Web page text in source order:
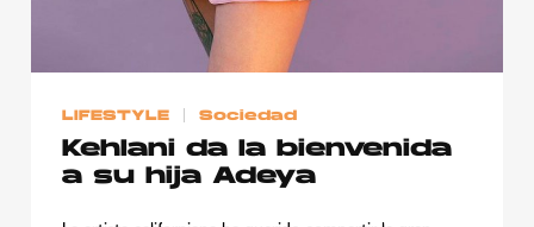
LIFESTYLE Sociedad
Kehlani da la bienvenida
a su hija Adeya